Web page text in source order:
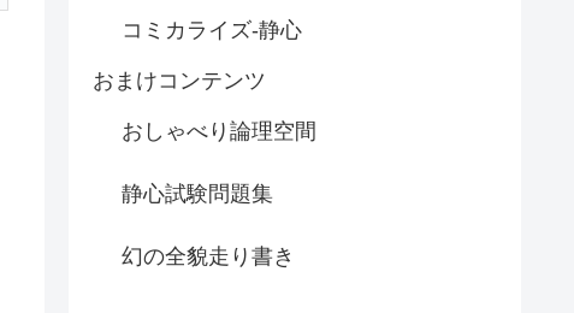
コミカライズ-静心
おまけコンテンツ
おしゃべり論理空間
静心試験問題集
幻の全貌走り書き